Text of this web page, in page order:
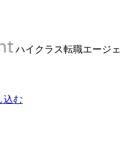
ハイクラス転職エージェ
込む